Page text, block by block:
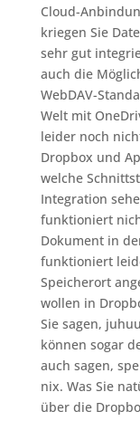
Cloud-
kriegen Sie
sehr gut
auch die
WebDAV-
Welt mit
leider noch
Dropbox und
welche
Integration
funktioniert
Dokument in
funktioniert
Speicherort
wollen in
Sie sagen,
können sogar
auch sagen,
nix. Was Sie
über die